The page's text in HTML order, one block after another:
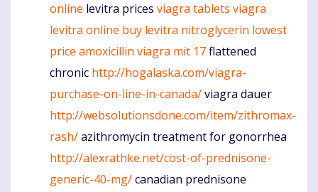
online levitra prices viagra tablets viagra
levitra online buy levitra nitroglycerin lowest
price amoxicillin viagra mit 17flattened
chronic http://hogalaska.com/viagra-
purchase-on-line-in-canada/viagra dauer
http://websolutionsdone.com/item/zithromax-
rash/azithromycin treatment for gonorrhea
http://alexrathke.net/cost-of-prednisone-
generic-40-mg/canadian prednisone